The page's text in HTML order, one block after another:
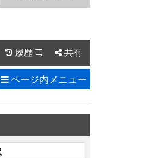
履歴  共有
ページ内 メニュー